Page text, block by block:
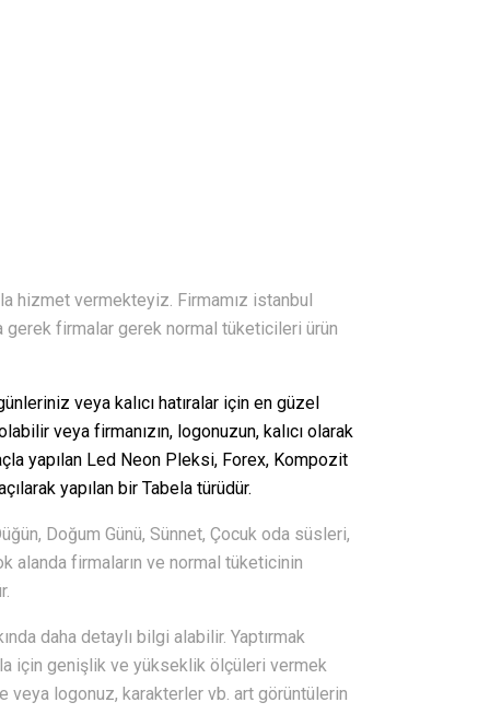
hizmet vermekteyiz. Firmamız istanbul
gerek firmalar gerek normal tüketicileri ürün
veya kalıcı hatıralar için en güzel
veya firmanızın, logonuzun, kalıcı olarak
yapılan Led Neon Pleksi, Forex, Kompozit
yapılan bir Tabela türüdür.
Doğum Günü, Sünnet, Çocuk oda süsleri,
alanda firmaların ve normal tüketicinin
daha detaylı bilgi alabilir. Yaptırmak
için genişlik ve yükseklik ölçüleri vermek
veya logonuz, karakterler vb. art görüntülerin